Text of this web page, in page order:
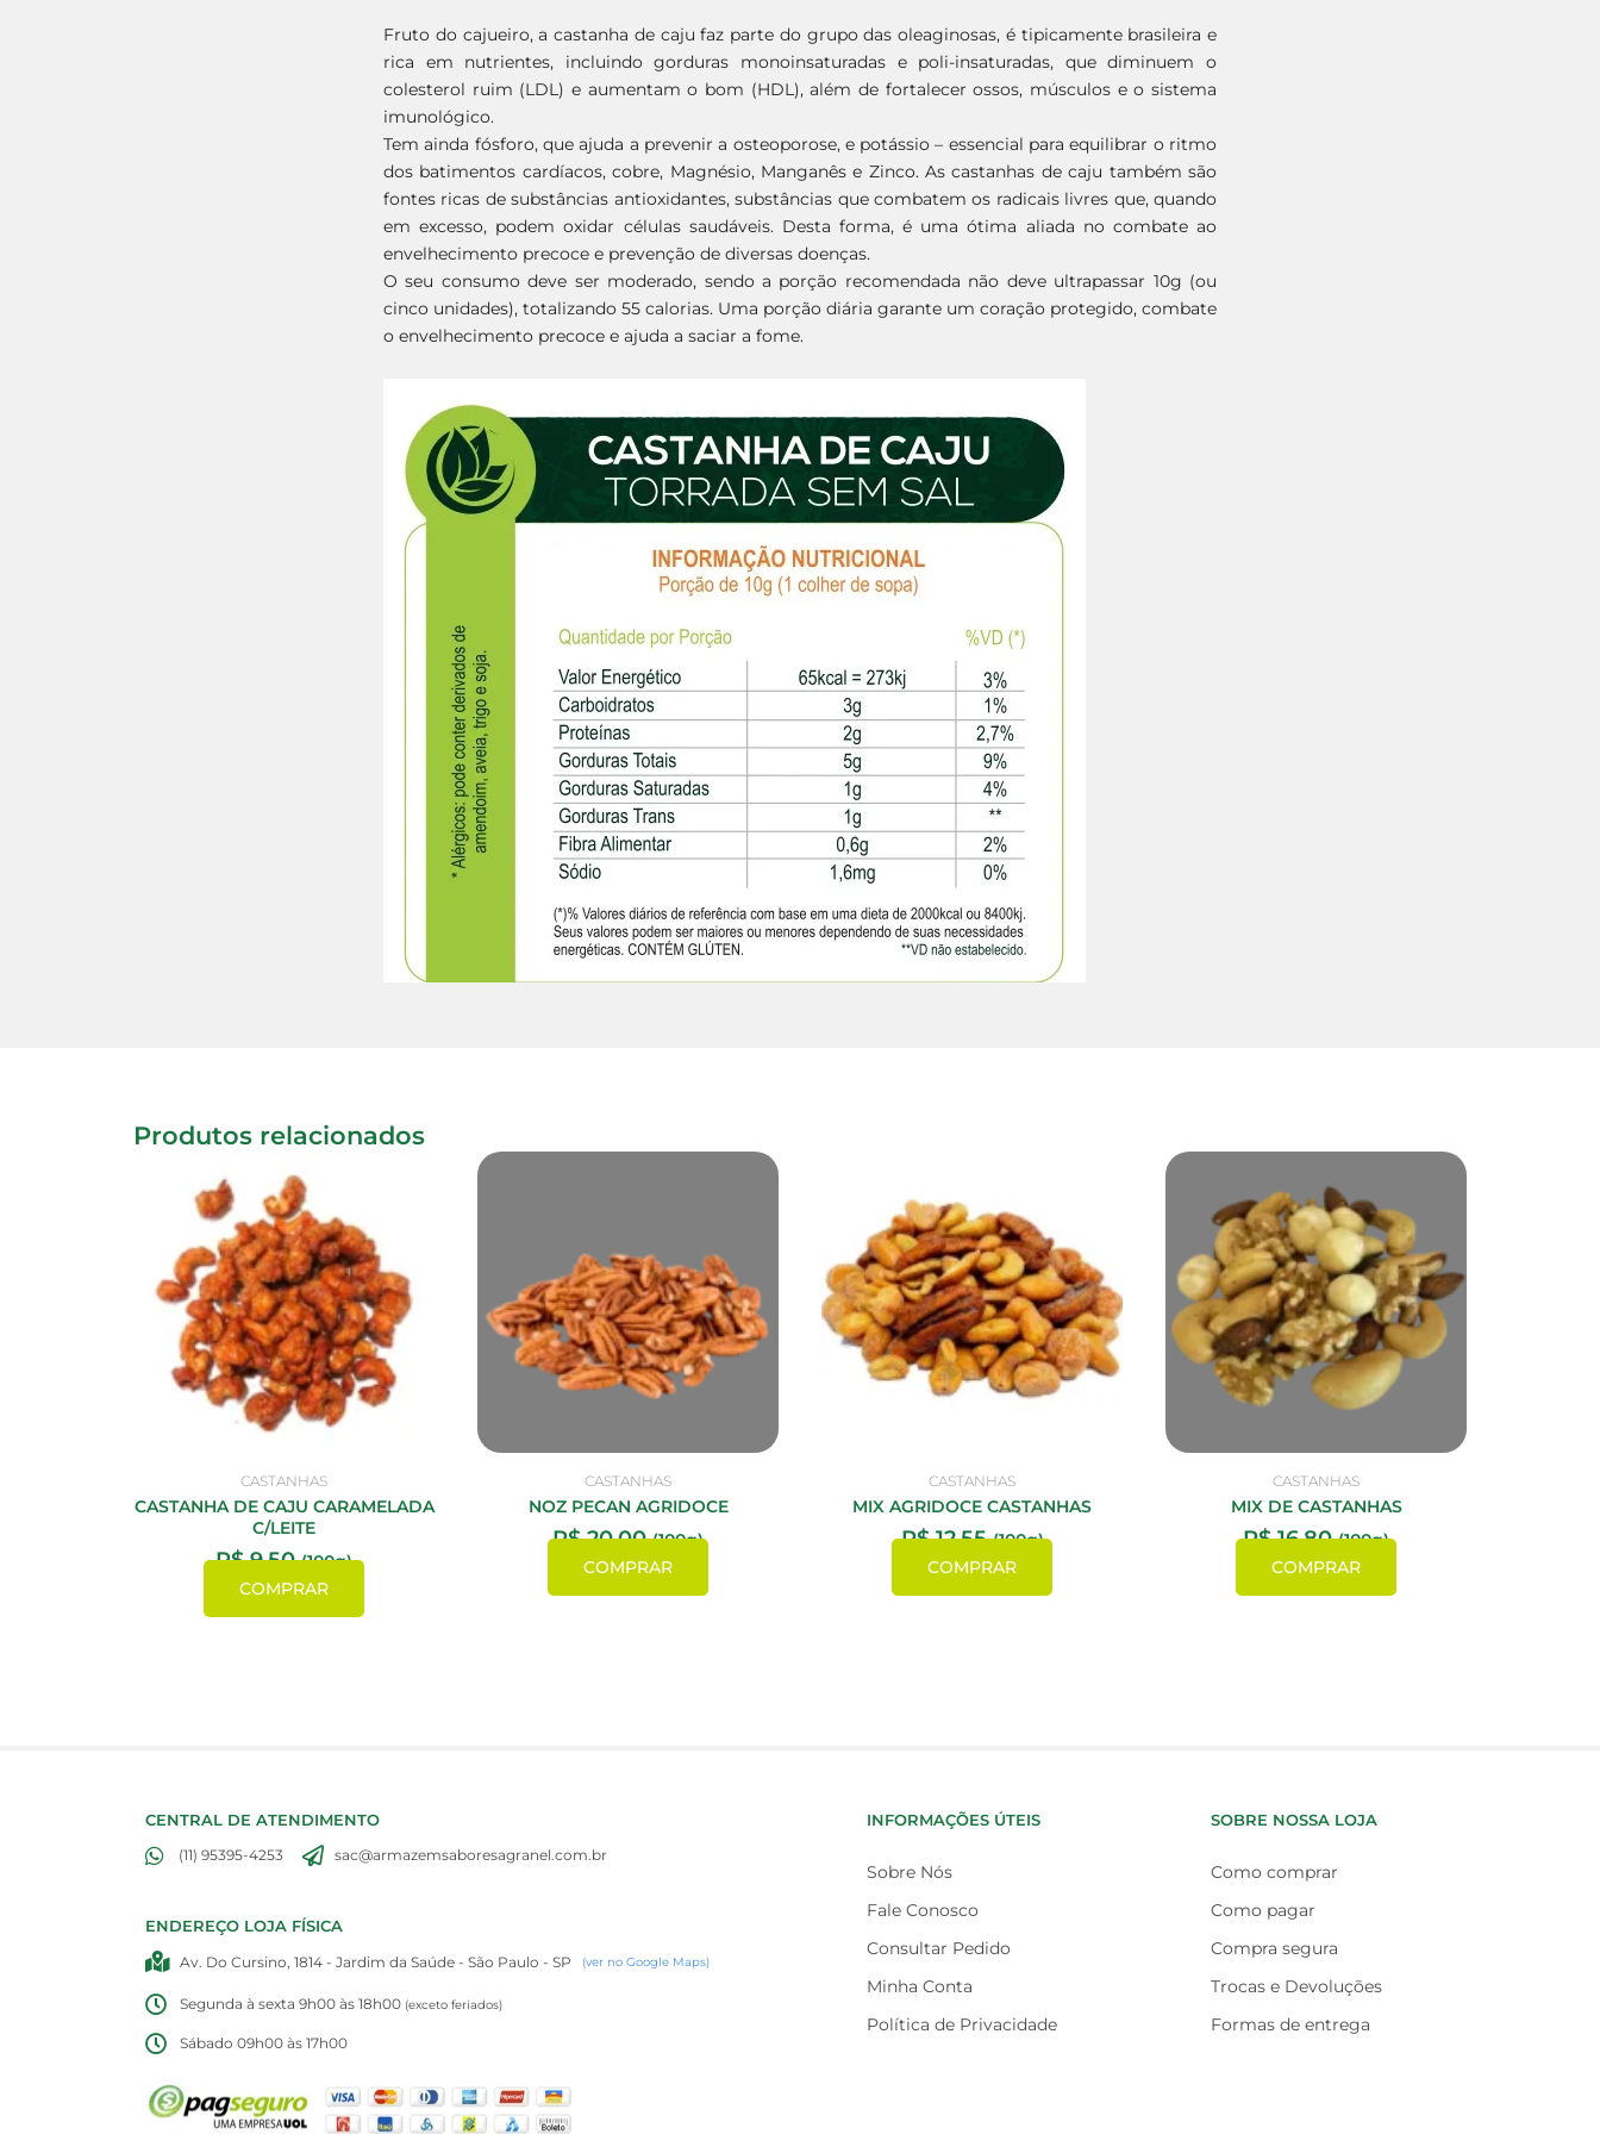
Fruto do cajueiro, a castanha de caju faz parte do grupo das oleaginosas, é tipicamente brasileira e
rica em nutrientes, incluindo gorduras monoinsaturadas e poli-insaturadas, que diminuem o
colesterol ruim (LDL) e aumentam o bom (HDL), além de fortalecer ossos, músculos e o sistema
imunológico.
Tem ainda fósforo, que ajuda a prevenir a osteoporose, e potássio – essencial para equilibrar o ritmo
dos batimentos cardíacos, cobre, Magnésio, Manganês e Zinco. As castanhas de caju também são
fontes ricas de substâncias antioxidantes, substâncias que combatem os radicais livres que, quando
em excesso, podem oxidar células saudáveis. Desta forma, é uma ótima aliada no combate ao
envelhecimento precoce e prevenção de diversas doenças.
O seu consumo deve ser moderado, sendo a porção recomendada não deve ultrapassar 10g (ou
cinco unidades), totalizando 55 calorias. Uma porção diária garante um coração protegido, combate
o envelhecimento precoce e ajuda a saciar a fome.
Produtos relacionados
CASTANHAS
CASTANHA DE CAJU CARAMELADA
C/LEITE
R$9,50 (100g)
COMPRAR
CASTANHAS
NOZ PECAN AGRIDOCE
R$20,00 (100g)
COMPRAR
CASTANHAS
MIX AGRIDOCE CASTANHAS
R$12,55 (100g)
COMPRAR
CASTANHAS
MIX DE CASTANHAS
R$16,80 (100g)
COMPRAR
CENTRAL DE ATENDIMENTO
(11) 95395-4253 sac@armazemsaboresagranel.com.br
ENDEREÇO LOJA FÍSICA
Av. Do Cursino, 1814 - Jardim da Saúde - São Paulo - SP (ver no Google Maps)
Segunda à sexta 9h00 às 18h00 (exceto feriados)
Sábado 09h00 às 17h00
INFORMAÇÕES ÚTEIS
Sobre Nós
Fale Conosco
Consultar Pedido
Minha Conta
Política de Privacidade
SOBRE NOSSA LOJA
Como comprar
Como pagar
Compra segura
Trocas e Devoluções
Formas de entrega